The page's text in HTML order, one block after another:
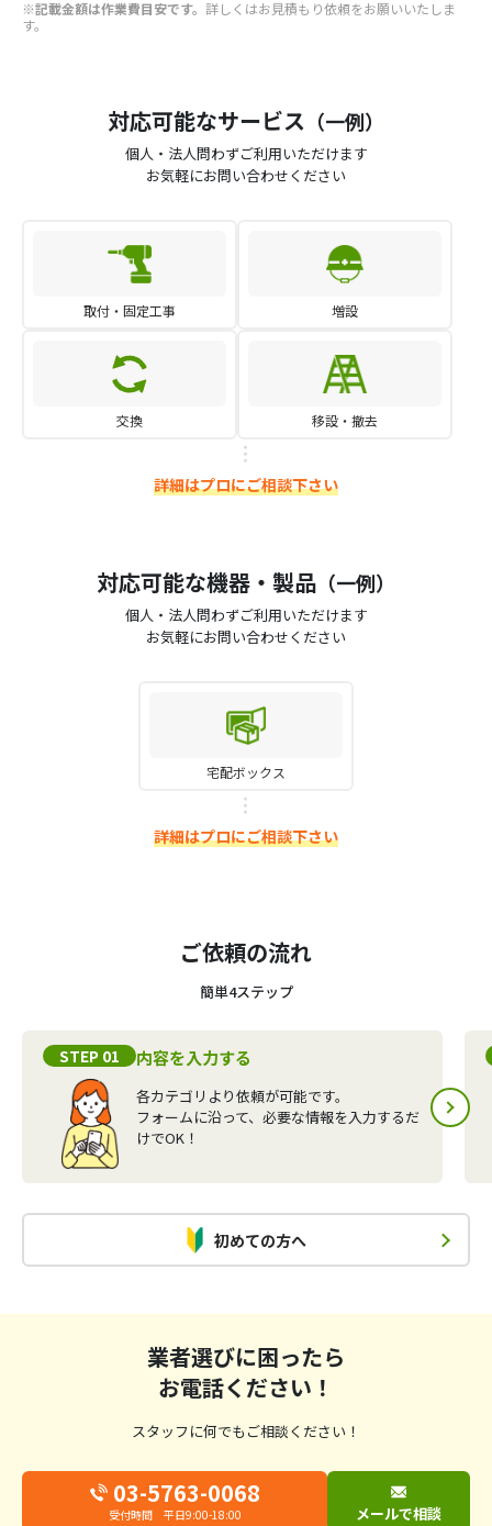
※記載金額は作業費目安です。 詳しくはお見積もり依頼をお願いいたしま
す。
対応可能なサービス （一例）
個人・法人問わずご利用いただけます
お気軽にお問い合わせください
取付・固定工事 増設
交換 移設・撤去
詳細はプロにご相談下さい
対応可能な機器・製品 （一例）
個人・法人問わずご利用いただけます
お気軽にお問い合わせください
宅配ボックス
詳細はプロにご相談下さい
ご依頼の流れ
簡単4ステップ
STEP 01 内容を入力する
各カテゴリより依頼が可能です。
フォームに沿って、必要な情報を入力するだ
けでOK！
初めての方へ
業者選びに困ったら
お電話ください！
スタッフに何でもご相談ください！
03-5763-0068
受付時間 平日9:00-18:00 メールで相談